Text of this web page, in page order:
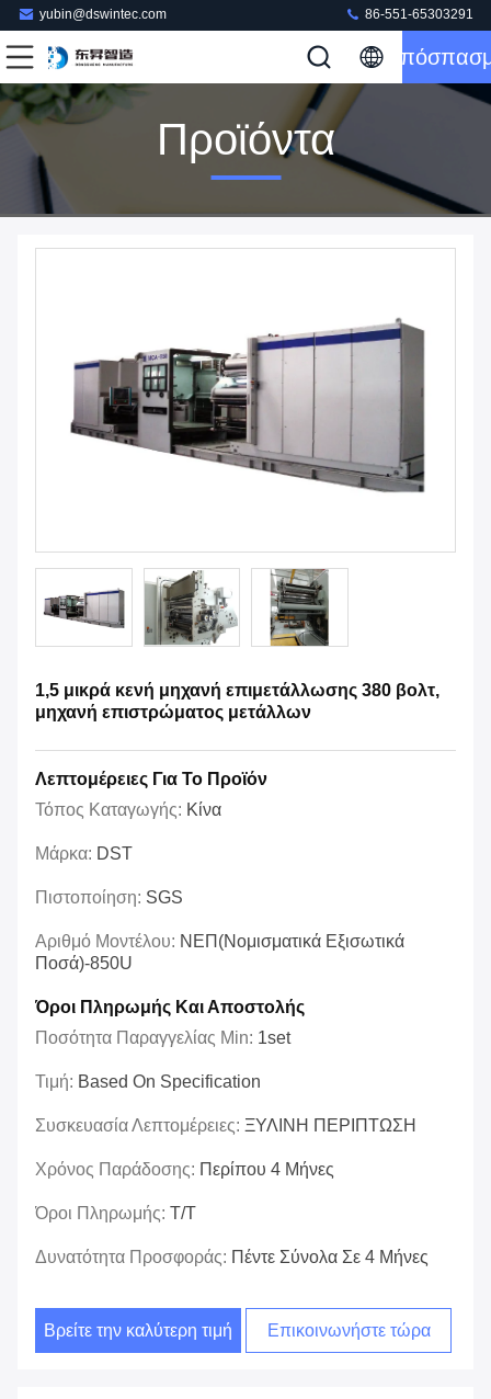
yubin@dswintec.com 86-551-65303291
Προϊόντα
1,5 μικρά κενή μηχανή επιμετάλλωσης 380 βολτ,
μηχανή επιστρώματος μετάλλων
Λεπτομέρειες Για Το Προϊόν
Τόπος Καταγωγής: Κίνα
Μάρκα: DST
Πιστοποίηση: SGS
Αριθμό Μοντέλου: ΝΕΠ(Νομισματικά Εξισωτικά
Ποσά)-850U
Όροι Πληρωμής Και Αποστολής
Ποσότητα Παραγγελίας Min: 1set
Τιμή: Based On Specification
Συσκευασία Λεπτομέρειες: ΞΥΛΙΝΗ ΠΕΡΙΠΤΩΣΗ
Χρόνος Παράδοσης: Περίπου 4 Μήνες
Όροι Πληρωμής: T/T
Δυνατότητα Προσφοράς: Πέντε Σύνολα Σε 4 Μήνες
Βρείτε την καλύτερη τιμή Επικοινωνήστε τώρα